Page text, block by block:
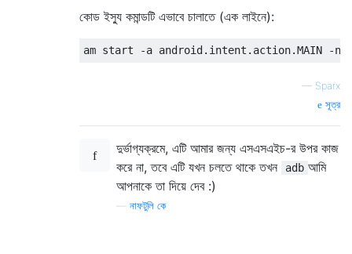
কোড ইস্যু কমান্ডটি এভাবে চালাতে (এক লাইনে):
— Sparx
সূত্র
দুর্ভাগ্যক্রমে, এটি আমার জন্য এসএসএইচ-র উপর কাজ
করে না, তবে এটি যখন চলতে থাকে তখন
adb আমি
আপনাকে তা দিয়ে দেব :)
নাফটুলি কে